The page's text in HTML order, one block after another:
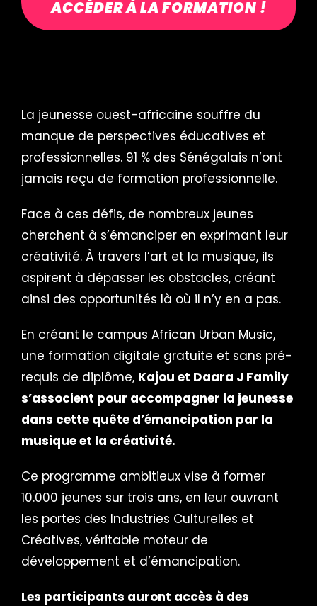
ACCÉDER À LA FORMATION !
La jeunesse ouest-africaine souffre du
manque de perspectives éducatives et
professionnelles. 91 % des Sénégalais n’ont
jamais reçu de formation professionnelle.
Face à ces défis, de nombreux jeunes
cherchent à s’émanciper en exprimant leur
créativité. À travers l’art et la musique, ils
aspirent à dépasser les obstacles, créant
ainsi des opportunités là où il n’y en a pas.
En créant le campus African Urban Music,
une formation digitale gratuite et sans pré-
requis de diplôme, Kajou et Daara J Family
s’associent pour accompagner la jeunesse
dans cette quête d’émancipation par la
musique et la créativité.
Ce programme ambitieux vise à former
10.000 jeunes sur trois ans, en leur ouvrant
les portes des Industries Culturelles et
Créatives, véritable moteur de
développement et d’émancipation.
Les participants auront accès à des